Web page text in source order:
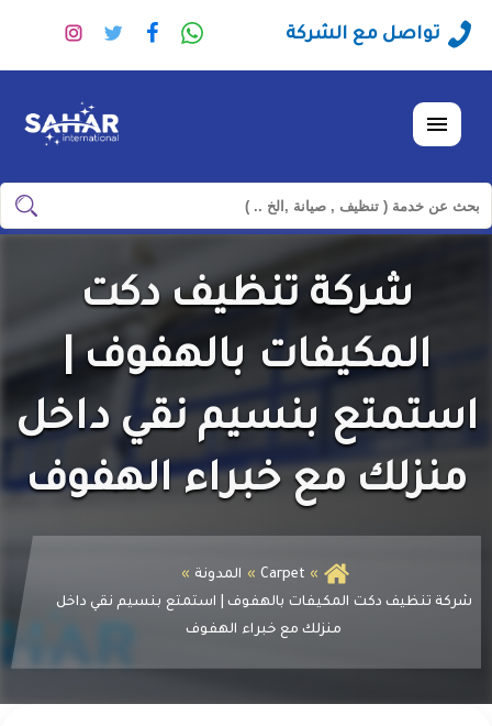
تواصل مع الشركة
راسلنا تابعنا تابعنا
القائمة
ابحث
في
العالمية
شركة تنظيف دكت
المكيفات بالهفوف |
استمتع بنسيم نقي داخل
منزلك مع خبراء الهفوف
Carpet
المدونة
شركة تنظيف دكت المكيفات بالهفوف | استمتع بنسيم نقي داخل
منزلك مع خبراء الهفوف